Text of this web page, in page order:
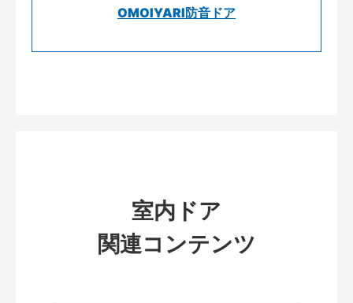
OMOIYARI防音ドア
室内ドア
関連コンテンツ